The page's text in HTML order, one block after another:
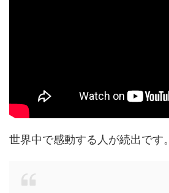
世界中で感動する人が続出です。